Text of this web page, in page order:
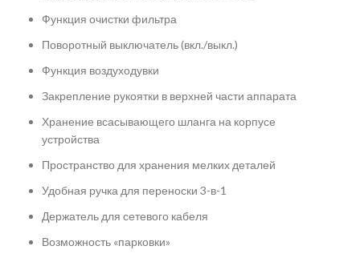
Функция очистки фильтра
Поворотный выключатель (вкл./выкл.)
Функция воздуходувки
Закрепление рукоятки в верхней части аппарата
Хранение всасывающего шланга на корпусе
устройства
Пространство для хранения мелких деталей
Удобная ручка для переноски 3-в-1
Держатель для сетевого кабеля
Возможность «парковки»